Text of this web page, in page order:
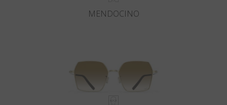
MENDOCINO